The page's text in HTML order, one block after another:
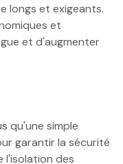
longs et exigeants.
et
et d'augmenter
qu'une simple
garantir la sécurité
l'isolation des